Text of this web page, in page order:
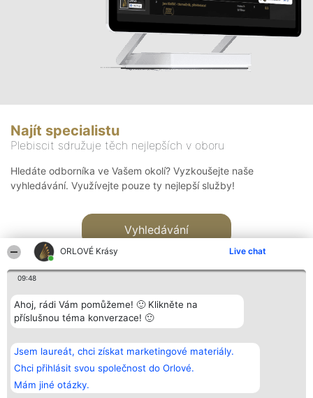
ORLOVÉ Krásy Live chat
09:48
Ahoj, rádi Vám pomůžeme! 🙂 Klikněte na
příslušnou téma konverzace! 🙂
Jsem laureát, chci získat marketingové materiály.
Chci přihlásit svou společnost do Orlové.
Mám jiné otázky.
Najít specialistu
Plebiscit sdružuje těch nejlepších v oboru
Hledáte odborníka ve Vašem okolí? Vyzkoušejte naše
vyhledávání. Využívejte pouze ty nejlepší služby!
Vyhledávání
Bright Side Solutions sp. z o.
o. sp. k.
ul. Ruska 22
Wrocław 50-079
KRS 0000749100 | Regon
381313360 | NIP 8943132676
Vítězové
Seznam všech
laureátů
Zásady
Zásady
Kontakt